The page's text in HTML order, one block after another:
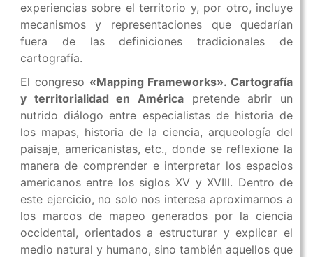
experiencias sobre el territorio y, por otro, incluye
mecanismos y representaciones que quedarían
fuera de las definiciones tradicionales de
cartografía.
El congreso «Mapping Frameworks». Cartografía
y territorialidad en América pretende abrir un
nutrido diálogo entre especialistas de historia de
los mapas, historia de la ciencia, arqueología del
paisaje, americanistas, etc., donde se reflexione la
manera de comprender e interpretar los espacios
americanos entre los siglos XV y XVIII. Dentro de
este ejercicio, no solo nos interesa aproximarnos a
los marcos de mapeo generados por la ciencia
occidental, orientados a estructurar y explicar el
medio natural y humano, sino también aquellos que